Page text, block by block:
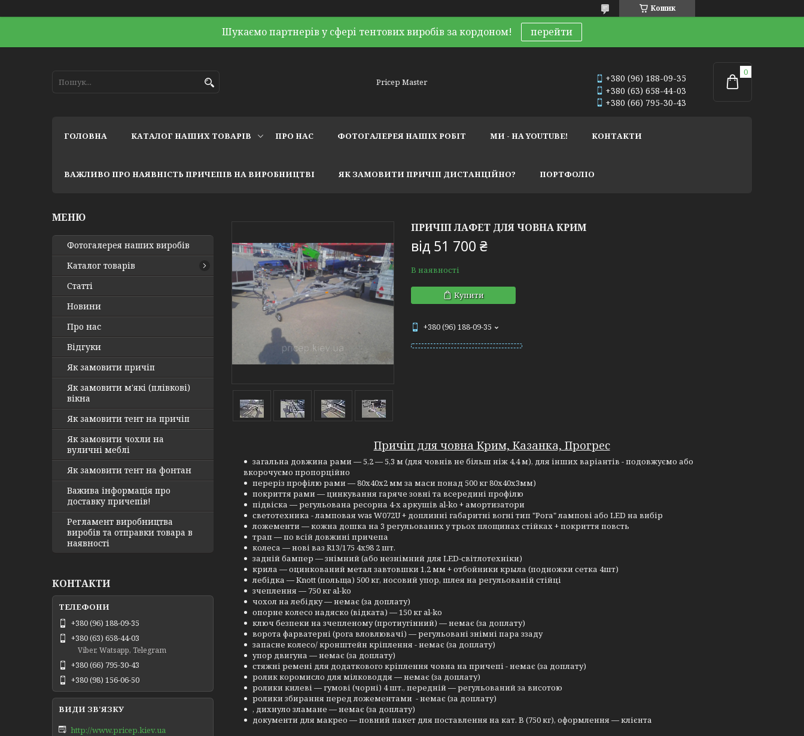
Кошик
Шукаємо партнерів у сфері тентових виробів за кордоном! перейти
Pricep Master
+380 (96) 188-09-35
+380 (63) 658-44-03
+380 (66) 795-30-43
ГОЛОВНА КАТАЛОГ НАШИХ ТОВАРІВ ПРО НАС ФОТОГАЛЕРЕЯ НАШІХ РОБІТ МИ - НА YOUTUBE! КОНТАКТИ
ВАЖЛИВО ПРО НАЯВНІСТЬ ПРИЧЕПІВ НА ВИРОБНИЦТВІ ЯК ЗАМОВИТИ ПРИЧІП ДИСТАНЦІЙНО? ПОРТФОЛІО
ПРИЧІП ЛАФЕТ ДЛЯ ЧОВНА КРИМ
від 51 700 ₴
В наявності
Купити
+380 (96) 188-09-35
Причіп для човна Крим, Казанка, Прогрес
загальна довжина рами — 5,2 — 5,3 м (для човнів не більш ніж 4,4 м), для інших варіантів - подовжуємо або
вкорочуємо пропорційно
переріз профілю рами — 80х40х2 мм за маси понад 500 кг 80х40х3мм)
покриття рами — цинкування гаряче зовні та всередині профілю
підвіска — регульована ресорна 4-х аркушів al-ko + амортизатори
светотехника - ламповая was W072U + доплинні габаритні вогні тип "Рога" лампові або LED на вибір
ложементи — кожна дошка на 3 регульованих у трьох площинах стійках + покриття повсть
трап — по всій довжині причепа
колеса — нові ваз R13/175 4х98 2 шт.
задній бампер — знімний (або незнімний для LED-світлотехніки)
крила — оцинкований метал завтовшки 1,2 мм + отбойники крыла (подножки сетка 4шт)
лебідка — Knott (польща) 500 кг, носовий упор, шлея на регульованій стійці
зчеплення — 750 кг al-ko
чохол на лебідку — немає (за доплату)
опорне колесо надяско (відката) — 150 кг al-ko
ключ безпеки на зчепленому (протиугінний) — немає (за доплату)
ворота фарватерні (рога вловлювачі) — регульовані знімні пара ззаду
запасне колесо/ кронштейн кріплення - немає (за доплату)
упор двигуна — немає (за доплату)
стяжні ремені для додаткового кріплення човна на причепі - немає (за доплату)
ролик коромисло для мілководдя — немає (за доплату)
ролики килеві — гумові (чорні) 4 шт., передній — регульований за висотою
ролики збирання перед ложементами - немає (за доплату)
, дихнуло зламане — немає (за доплату)
документи для макрео — повний пакет для поставлення на кат. B (750 кг), оформлення — клієнта
Фотогалерея наших виробів
Каталог товарів
Статті
Новини
Про нас
Відгуки
Як замовити причіп
Як замовити м'які (плівкові)
вікна
Як замовити тент на причіп
Як замовити чохли на
вуличні меблі
Як замовити тент на фонтан
Важива інформація про
доставку причепів!
Регламент виробництва
виробів та отправки товара в
наявності
КОНТАКТИ
+380 (96) 188-09-35
+380 (63) 658-44-03
Viber, Watsapp, Telegram
+380 (66) 795-30-43
+380 (98) 156-06-50
http://www.pricep.kiev.ua